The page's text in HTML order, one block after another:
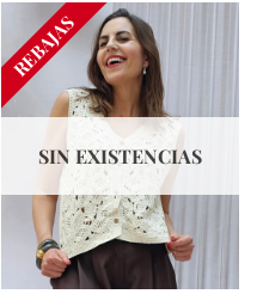
¡AGOTADO!
REBAJAS
SIN EXISTENCIAS